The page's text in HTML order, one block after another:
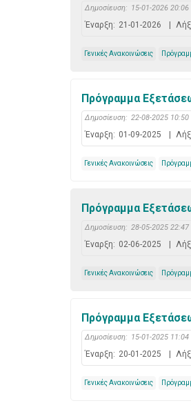
Δημοσίευση: 15-01-2026 20:06
Έναρξη: 21-01-2026
Γενικές Ανακοινώσεις
Πρόγραμμα
Δημοσίευση: 22-08-2025 10:50
Έναρξη: 01-09-2025
Γενικές Ανακοινώσεις
Πρόγραμμα
Δημοσίευση: 28-05-2025 22:47
Έναρξη: 02-06-2025
Γενικές Ανακοινώσεις
Πρόγραμμα
Δημοσίευση: 15-01-2025 11:04
Έναρξη: 20-01-2025
Γενικές Ανακοινώσεις